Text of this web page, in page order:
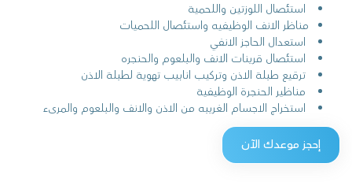
استئصال اللوزتين واللحمية
مناظر الانف الوظيفيه واستئصال اللحميات
استعدال الحاجز الانفي
استئصال قرينات الانف والبلعوم والحنجره
ترقيع طبلة الاذن وتركيب انابيب تهوية لطبلة الاذن
مناظير الحنجرة الوظيفية
استخراج الاجسام الغريبه من الاذن والانف والبلعوم والمرىء
إحجز موعدك الآن